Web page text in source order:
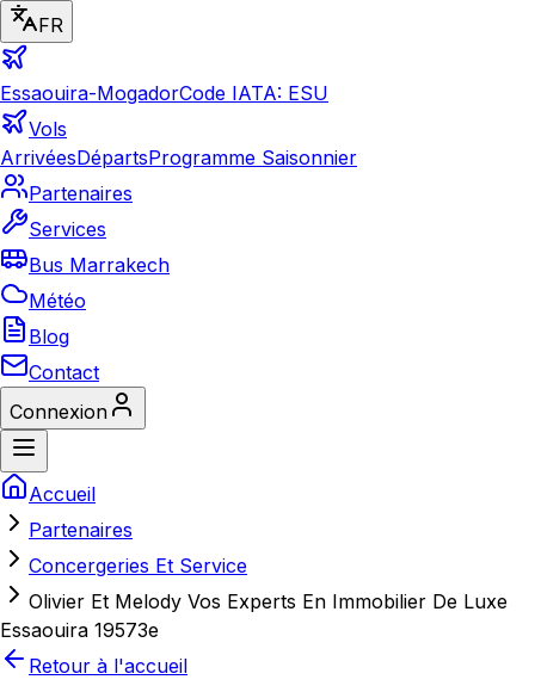
FR
Essaouira-MogadorCode IATA: ESU
Vols
ArrivéesDépartsProgramme Saisonnier
Partenaires
Services
Bus Marrakech
Météo
Blog
Contact
Connexion
Accueil
Partenaires
Concergeries Et Service
Olivier Et Melody Vos Experts En Immobilier De Luxe
Essaouira 19573e
Retour à l'accueil